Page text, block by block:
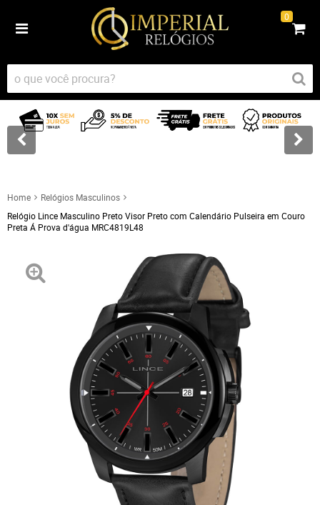
0
Home
Relógios Masculinos
Relógio Lince Masculino Preto Visor Preto com Calendário Pulseira em Couro
Preta Á Prova d'água MRC4819L48